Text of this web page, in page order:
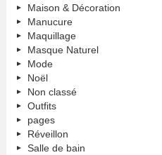
Maison & Décoration
Manucure
Maquillage
Masque Naturel
Mode
Noël
Non classé
Outfits
pages
Réveillon
Salle de bain